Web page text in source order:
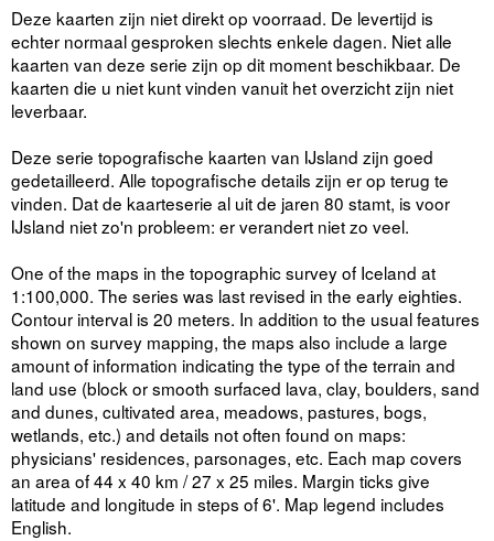
Deze kaarten zijn niet direkt op voorraad. De levertijd is
echter normaal gesproken slechts enkele dagen. Niet alle
kaarten van deze serie zijn op dit moment beschikbaar. De
kaarten die u niet kunt vinden vanuit het overzicht zijn niet
leverbaar.
Deze serie topografische kaarten van IJsland zijn goed
gedetailleerd. Alle topografische details zijn er op terug te
vinden. Dat de kaarteserie al uit de jaren 80 stamt, is voor
IJsland niet zo'n probleem: er verandert niet zo veel.
One of the maps in the topographic survey of Iceland at
1:100,000. The series was last revised in the early eighties.
Contour interval is 20 meters. In addition to the usual features
shown on survey mapping, the maps also include a large
amount of information indicating the type of the terrain and
land use (block or smooth surfaced lava, clay, boulders, sand
and dunes, cultivated area, meadows, pastures, bogs,
wetlands, etc.) and details not often found on maps:
physicians' residences, parsonages, etc. Each map covers
an area of 44 x 40 km / 27 x 25 miles. Margin ticks give
latitude and longitude in steps of 6'. Map legend includes
English.